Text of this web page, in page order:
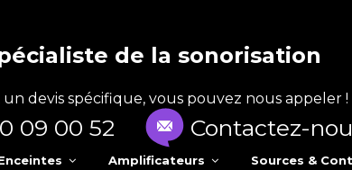
de la sonorisation
un devis spécifique, vous pouvez nous appeler !
09 00 52 Contactez-
Amplificateurs Sources &